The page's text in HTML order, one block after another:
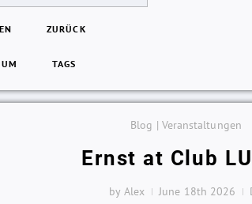
ZURÜCK
TAGS
Blog | Veranstaltungen
Ernst at Club
by Alex June 18th 2026